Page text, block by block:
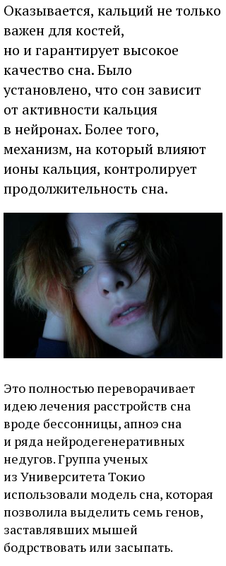
Оказывается, кальций не только
важен для костей,
но и гарантирует высокое
качество сна. Было
установлено, что сон зависит
от активности кальция
в нейронах. Более того,
механизм, на который влияют
ионы кальция, контролирует
продолжительность сна.
Это полностью переворачивает
идею лечения расстройств сна
вроде бессонницы, апноэ сна
и ряда нейродегенеративных
недугов. Группа ученых
из Университета Токио
использовали модель сна, которая
позволила выделить семь генов,
заставлявших мышей
бодрствовать или засыпать.